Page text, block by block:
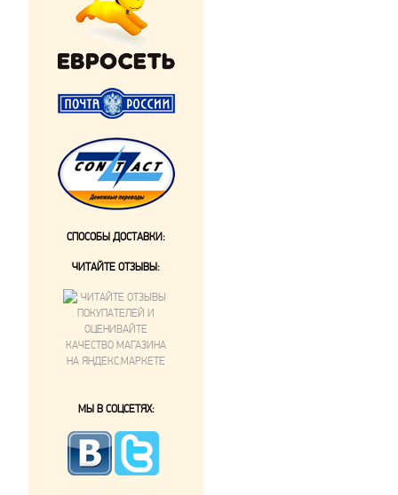
СПОСОБЫ ДОСТАВКИ:
ЧИТАЙТЕ ОТЗЫВЫ:
МЫ В СОЦСЕТЯХ: